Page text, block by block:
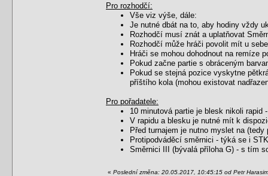
Pro rozhodčí:
Vše viz výše, dále:
Je nutné dbát na to, aby hodiny vždy
Rozhodčí musí znát a uplatňovat
Rozhodčí může hráči povolit mít u
Hráči se mohou dohodnout na remíze
Pokud začne partie s obráceným
Pokud se stejná pozice vyskytne
příštího kola (mohou existovat
Pro pořadatele:
10 minutová partie je blesk nikoli rapid
V rapidu a blesku je nutné mít k
Před turnajem je nutno myslet na
Protipodváděcí směrnici - týká se i
Směrnici III (bývalá příloha G) - s tím
« Poslední změna: 20.05.2017, 10:45:15 od Petr